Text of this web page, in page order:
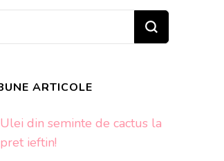
ARTICOLE
Ulei din seminte de cactus la
pret ieftin!